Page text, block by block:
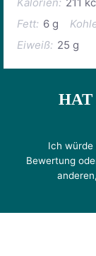
Fett: 6 g
Eiweiß: 25 g
HAT
Ich würde
Bewertung